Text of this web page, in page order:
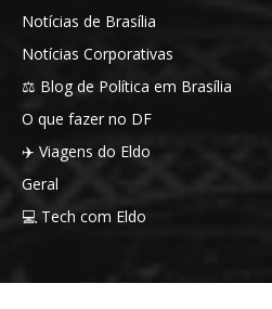
Notícias de Brasília
Notícias Corporativas
⚖️ Blog de Política em Brasília
O que fazer no DF
✈️ Viagens do Eldo
Geral
💻 Tech com Eldo